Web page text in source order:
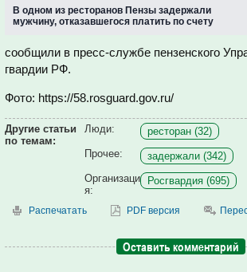
В одном из ресторанов Пензы задержали
мужчину, отказавшегося платить по счету
сообщили в пресс-службе пензенского
гвардии РФ.
Фото: https://58.rosguard.gov.ru/
Другие статьи
по темам:
Люди:
ресторан (32)
Прочее:
задержали (342)
Организаци
я:
Росгвардия (695)
Распечатать PDF версия
Оставить комментарий